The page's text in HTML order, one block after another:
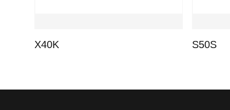
X40K S50S